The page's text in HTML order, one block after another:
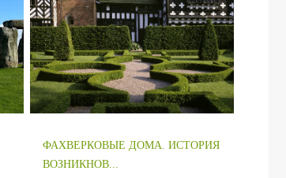
ФАХВЕРКОВЫЕ ДОМА. ИСТОРИЯ
ВОЗНИКНОВ...